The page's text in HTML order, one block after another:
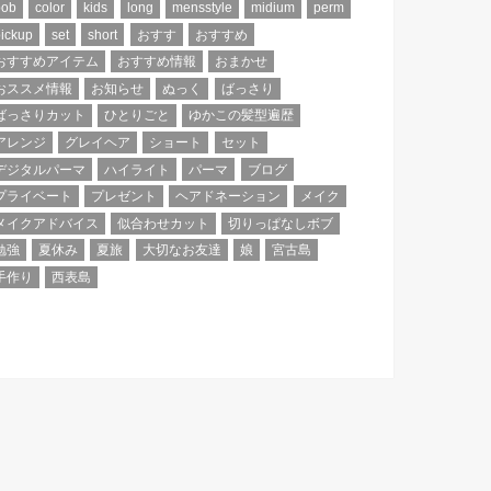
color kids long mensstyle midium
perm
set short おすす
おすすめ
すすめアイテム
おすすめ情報
おまかせ
ススメ情報
お知らせ ぬっく
ばっさり
っさりカット
ひとりごと
ゆかこの髪型遍歴
レンジ
グレイヘア ショート
セット
ジタルパーマ
ハイライト パーマ
ブログ
ライベート
プレゼント ヘアドネーション
メイク
イクアドバイス
似合わせカット
切りっぱなしボブ
強
夏休み 夏旅 大切なお友達 娘
宮古島
作り
西表島